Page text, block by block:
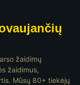
žaidimų
žaidimus,
Mūsų 80+ tiekėjų